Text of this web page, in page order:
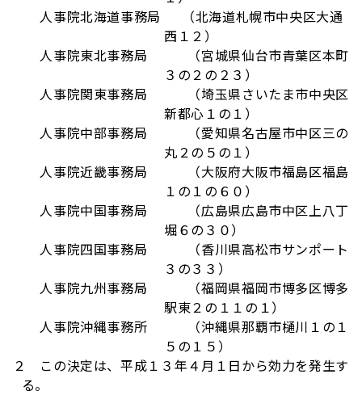
人事院北海道事務局 （北海道札幌市中央区大通
西１２）
人事院東北事務局 （宮城県仙台市青葉区本町
３の２の２３）
人事院関東事務局 （埼玉県さいたま市中央区
新都心１の１）
人事院中部事務局 （愛知県名古屋市中区三の
丸２の５の１）
人事院近畿事務局 （大阪府大阪市福島区福島
１の１の６０）
人事院中国事務局 （広島県広島市中区上八丁
堀６の３０）
人事院四国事務局 （香川県高松市サンポート
３の３３）
人事院九州事務局 （福岡県福岡市博多区博多
駅東２の１１の１）
人事院沖縄事務所 （沖縄県那覇市樋川１の１
５の１５）
２ この決定は、平成１３年４月１日から効力を発生す
る。